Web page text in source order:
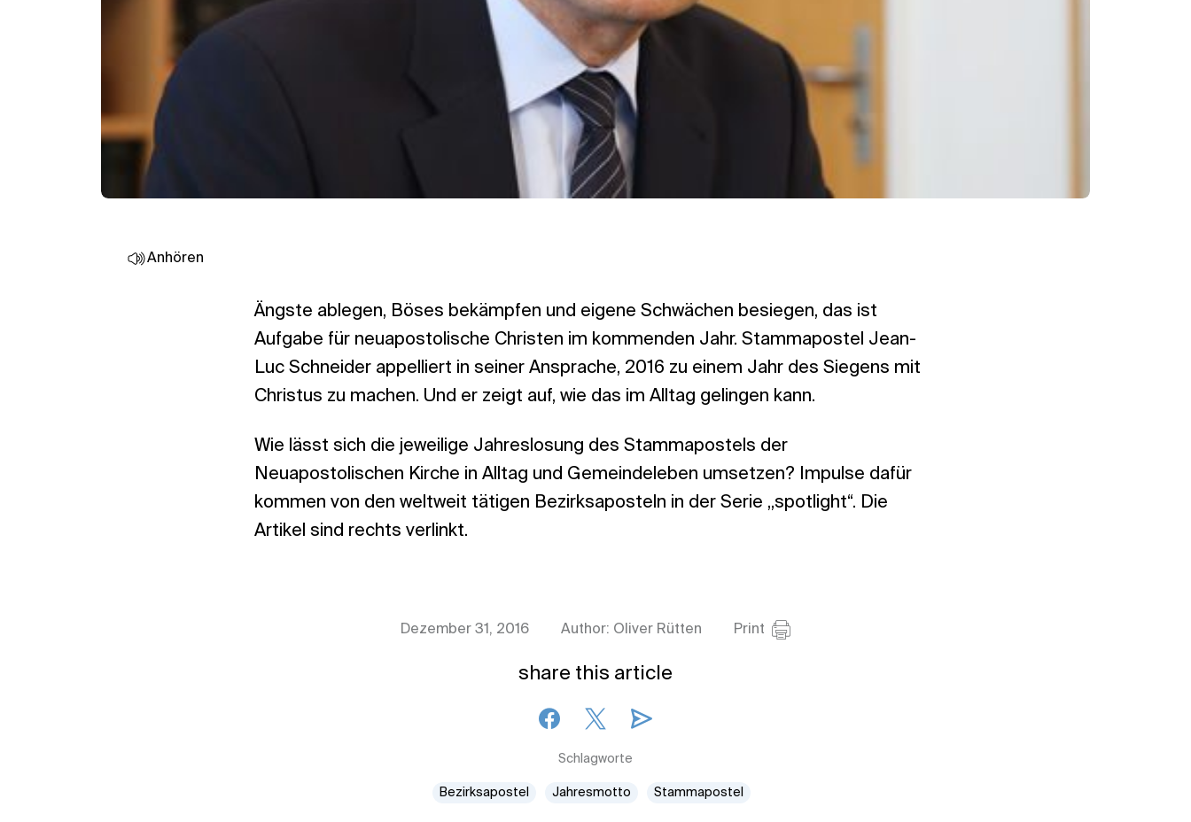
Anhören
Ängste ablegen, Böses bekämpfen und eigene Schwächen besiegen, das ist
Aufgabe für neuapostolische Christen im kommenden Jahr. Stammapostel Jean-
Luc Schneider appelliert in seiner Ansprache, 2016 zu einem Jahr des Siegens mit
Christus zu machen. Und er zeigt auf, wie das im Alltag gelingen kann.
Wie lässt sich die jeweilige Jahreslosung des Stammapostels der
Neuapostolischen Kirche in Alltag und Gemeindeleben umsetzen? Impulse dafür
kommen von den weltweit tätigen Bezirksaposteln in der Serie „spotlight“. Die
Artikel sind rechts verlinkt.
Dezember 31, 2016 Author: Oliver Rütten Print
share this article
Schlagworte
Bezirksapostel Jahresmotto Stammapostel